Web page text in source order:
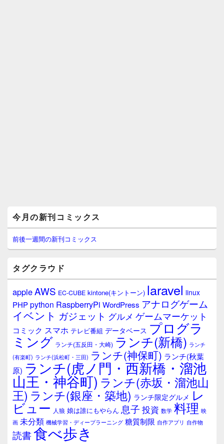
イ
ン
サ
イ
ウ
ィ
ジ
ェ
ア
今月の新刊コミックス
前後一週間の新刊コミックス
タグクラウド
appleAWS EC-CUBE kintone(キントーン) laravel linux
PHPpython RaspberryPi WordPress アナログゲーム
イベント ガジェット グルメ ゲームマーケット
コミック スマホ テレビ番組 データベース プログラ
ミング ランチ(五反田・大崎) ランチ(新橋) ランチ
(有楽町) ランチ(浜松町・三田) ランチ(神保町) ランチ(秋葉
原) ランチ(虎ノ門・西新橋・溜池
山王・神谷町) ランチ(赤坂・溜池山
王) ランチ(銀座・築地) ランチ限定グルメ レ
ビュー 人狼 娘は誰にもやらん 息子 投資 数学 料理 映
画 未分類 機械学習・ディープラーニング 糖質制限 自作アプリ 自作物
読書食べ歩き